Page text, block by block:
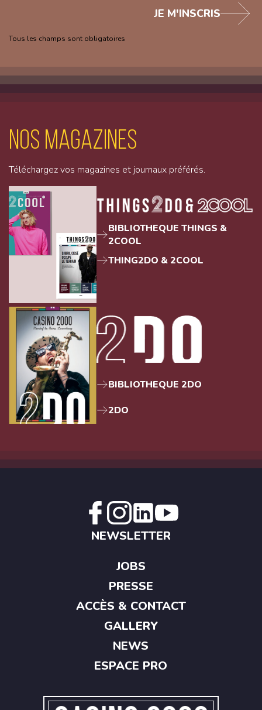
Tous les champs sont obligatoires
JE M'INSCRIS
Nos magazines
Téléchargez vos magazines et journaux préférés.
BIBLIOTHEQUE THINGS &
2COOL
THING2DO & 2COOL
BIBLIOTHEQUE 2DO
2DO
NEWSLETTER
JOBS
PRESSE
ACCÈS & CONTACT
GALLERY
NEWS
ESPACE PRO